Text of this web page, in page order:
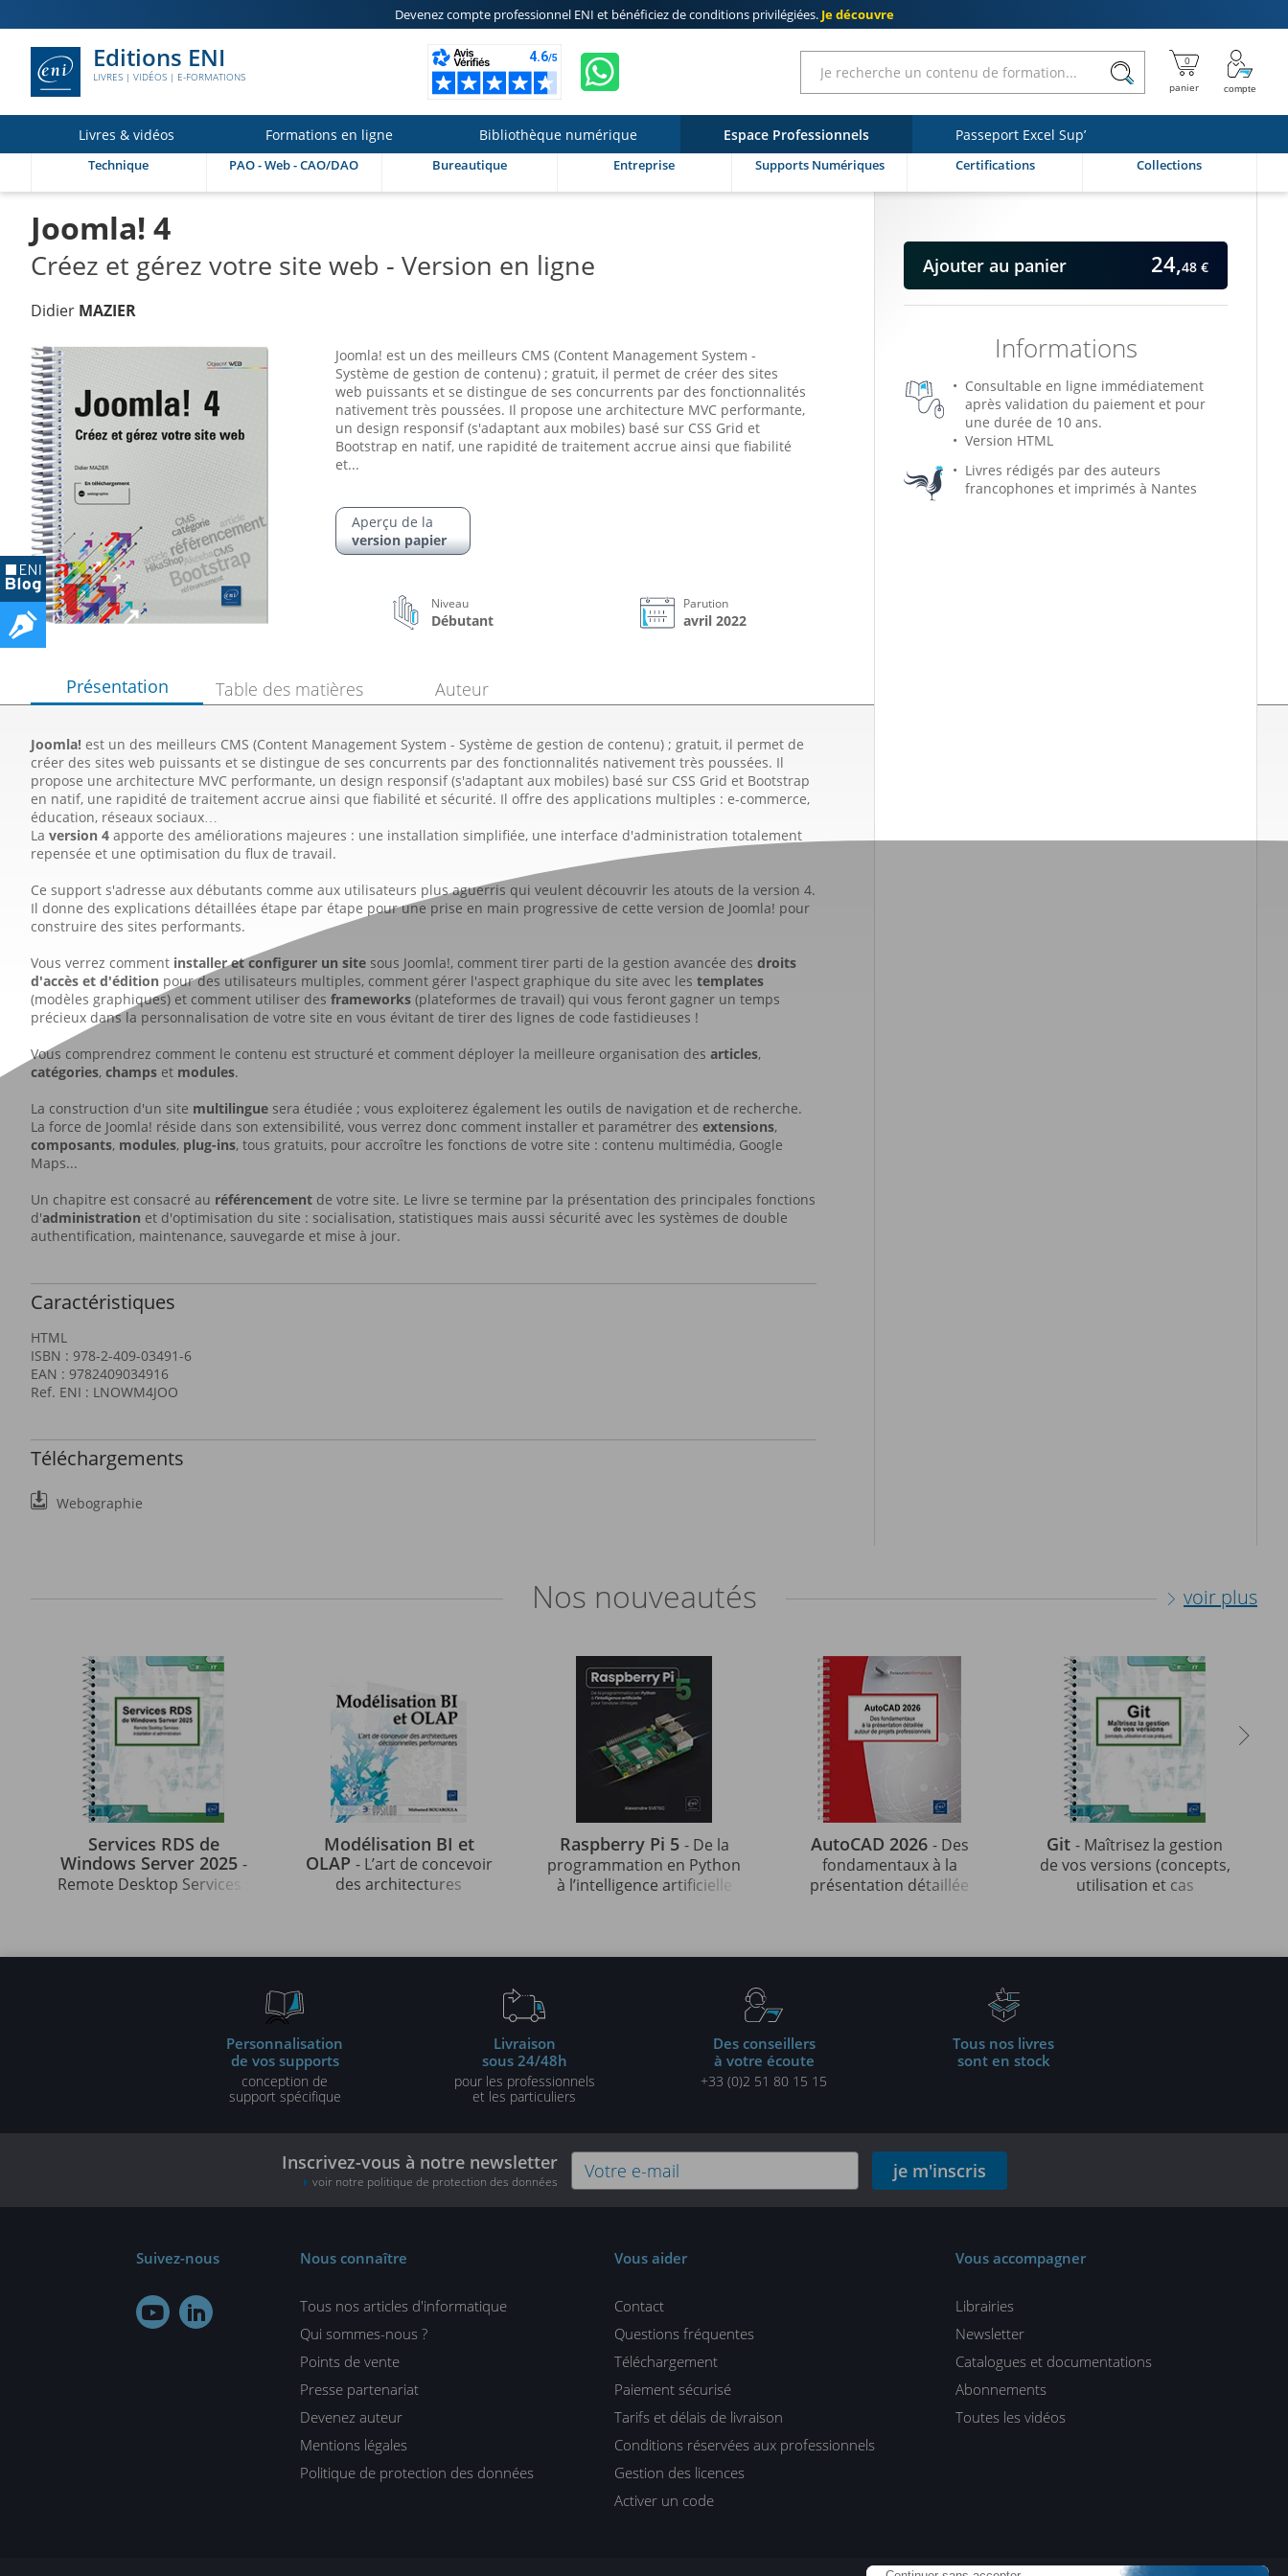
Devenez compte professionnel ENI et bénéficiez deconditions privilégiées. Je découvre
Editions ENI
LIVRES | VIDÉOS | E-FORMATIONS
Livres & vidéos Formations en ligne Bibliothèque numérique Espace Professionnels Passeport Excel Sup’
Technique PAO - Web - CAO/DAO Bureautique Entreprise Supports Numériques Certifications Collections
Joomla! 4
Créez et gérez votre site web - Version en ligne
Didier MAZIER
Informations
Consultable en ligne immédiatement
après validation du paiement et pour
une durée de 10 ans.
Version HTML
Livres rédigés par des auteurs
francophones et imprimés à Nantes
Ajouter au panier 24,48 €
Joomla! est un des meilleurs CMS (Content Management System -
Système de gestion de contenu) ; gratuit, il permet de créer des sites
web puissants et se distingue de ses concurrents par des fonctionnalités
nativement très poussées. Il propose une architecture MVC performante,
un design responsif (s'adaptant aux mobiles) basé sur CSS Grid et
Bootstrap en natif, une rapidité de traitement accrue ainsi que fiabilité
et...
Aperçu de la
version papier
Niveau
Débutant
Parution
avril 2022
Présentation
Joomla! est un des meilleurs CMS (Content Management System - Système de gestion de contenu) ; gratuit, il permet de
créer des sites web puissants et se distingue de ses concurrents par des fonctionnalités nativement très poussées. Il
propose une architecture MVC performante, un design responsif (s'adaptant aux mobiles) basé sur CSS Grid et Bootstrap
en natif, une rapidité de traitement accrue ainsi que fiabilité et sécurité. Il offre des applications multiples : e-commerce,
éducation, réseaux sociaux…
La version 4 apporte des améliorations majeures : une installation simplifiée, une interface d'administration totalement
repensée et une optimisation du flux de travail.
Ce support s'adresse aux débutants comme aux utilisateurs plus aguerris qui veulent découvrir les atouts de la version 4.
Il donne des explications détaillées étape par étape pour une prise en main progressive de cette version de Joomla! pour
construire des sites performants.
Vous verrez comment installer et configurer un site sous Joomla!, comment tirer parti de la gestion avancée des droits
d'accès et d'édition pour des utilisateurs multiples, comment gérer l'aspect graphique du site avec les templates
(modèles graphiques) et comment utiliser des frameworks (plateformes de travail) qui vous feront gagner un temps
précieux dans la personnalisation de votre site en vous évitant de tirer des lignes de code fastidieuses !
Vous comprendrez comment le contenu est structuré et comment déployer la meilleure organisation des articles,
catégories, champs et modules.
La construction d'un site multilingue sera étudiée ; vous exploiterez également les outils de navigation et de recherche.
La force de Joomla! réside dans son extensibilité, vous verrez donc comment installer et paramétrer des extensions,
composants, modules, plug-ins, tous gratuits, pour accroître les fonctions de votre site : contenu multimédia, Google
Maps...
Un chapitre est consacré au référencement de votre site. Le livre se termine par la présentation des principales fonctions
d'administration et d'optimisation du site : socialisation, statistiques mais aussi sécurité avec les systèmes de double
authentification, maintenance, sauvegarde et mise à jour.
Caractéristiques
HTML
ISBN : 978-2-409-03491-6
EAN : 9782409034916
Ref. ENI : LNOWM4JOO
Téléchargements
Webographie
Table des matières Auteur
Nos nouveautés voir plus
Services RDS de
Windows Server 2025 -
Remote Desktop Services :
Modélisation BI et
OLAP - L’art de concevoir
des architectures
Raspberry Pi 5 - De la
programmation en Python
à l’intelligence artificielle
AutoCAD 2026 - Des
fondamentaux à la
présentation détaillée
Git - Maîtrisez la gestion
de vos versions (concepts,
utilisation et cas
Personnalisation
de vos supports
conception de
support spécifique
Livraison
sous 24/48h
pour les professionnels
et les particuliers
Des conseillers
à votre écoute
+33 (0)2 51 80 15 15
Tous nos livres
sont en stock
Inscrivez-vous à notre newsletter
voir notre politique de protection des données je m'inscris
Suivez-nous
 
Nous connaître
Tous nos articles d'informatique
Qui sommes-nous ?
Points de vente
Presse partenariat
Devenez auteur
Mentions légales
Politique de protection des données
Vous aider
Contact
Questions fréquentes
Téléchargement
Paiement sécurisé
Tarifs et délais de livraison
Conditions réservées aux professionnels
Gestion des licences
Activer un code
Vous accompagner
Librairies
Newsletter
Catalogues et documentations
Abonnements
Toutes les vidéos